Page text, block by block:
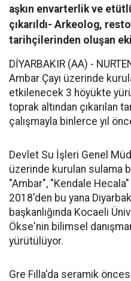
aşkın envarterlik ve
çıkarıldı- Arkeolog,
tarihçilerinden oluşan
DİYARBAKIR (AA) -
Ambar Çayı üzerinde
etkilenecek 3 höyükte
toprak altından çıkarılan
çalışmayla binlerce yıl
Devlet Su İşleri Genel
üzerinde kurulan sulama
"Ambar", "Kendale
2018'den bu yana
başkanlığında Kocaeli
Ökse'nin bilimsel
yürütülüyor.
Gre Fılla'da seramik